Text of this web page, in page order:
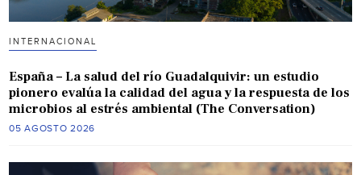
INTERNACIONAL
España – La salud del río Guadalquivir: un estudio
pionero evalúa la calidad del agua y la respuesta de los
microbios al estrés ambiental (The Conversation)
05 AGOSTO 2026